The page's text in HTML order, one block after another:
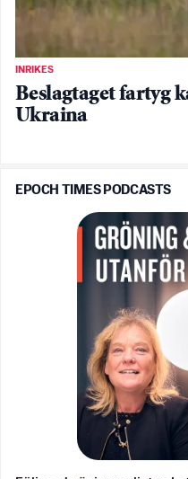
INRIKES
Beslagtaget fartyg
Ukraina
EPOCH TIMES PODCASTS